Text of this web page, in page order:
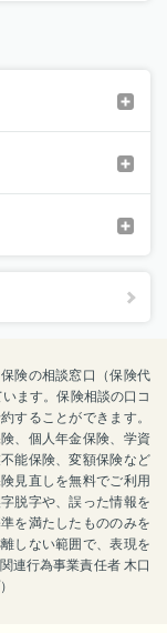
険の相談窓口（保険代
ます。保険相談の口コ
することができます。
、個人年金保険、学資
能保険、変額保険など
見直しを無料でご利用
脱字や、誤った情報を
を満たしたもののみを
しない範囲で、表現を
連行為事業責任者 木口